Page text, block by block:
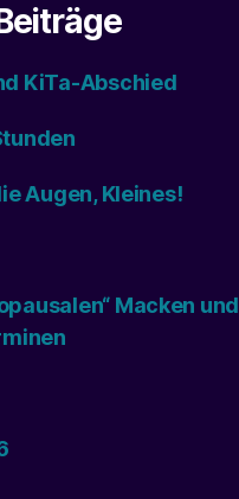
KiTa-Abschied
Augen, Kleines!
Macken und